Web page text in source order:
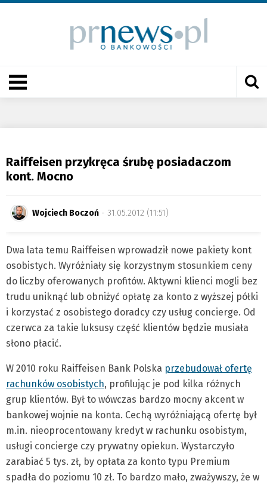
Raiffeisen przykręca śrubę posiadaczom
kont. Mocno
Wojciech Boczoń - 31.05.2012 (11:51)
Dwa lata temu Raiffeisen wprowadził nowe pakiety kont
osobistych. Wyróżniały się korzystnym stosunkiem ceny
do liczby oferowanych profitów. Aktywni klienci mogli bez
trudu uniknąć lub obniżyć opłatę za konto z wyższej półki
i korzystać z osobistego doradcy czy usług concierge. Od
czerwca za takie luksusy część klientów będzie musiała
słono płacić.
W 2010 roku Raiffeisen Bank Polska przebudował ofertę
rachunków osobistych, profilując je pod kilka różnych
grup klientów. Był to wówczas bardzo mocny akcent w
bankowej wojnie na konta. Cechą wyróżniającą ofertę był
m.in. nieoprocentowany kredyt w rachunku osobistym,
usługi concierge czy prywatny opiekun. Wystarczyło
zarabiać 5 tys. zł, by opłata za konto typu Premium
spadła do poziomu 10 zł. To bardzo mało, zważywszy, że w